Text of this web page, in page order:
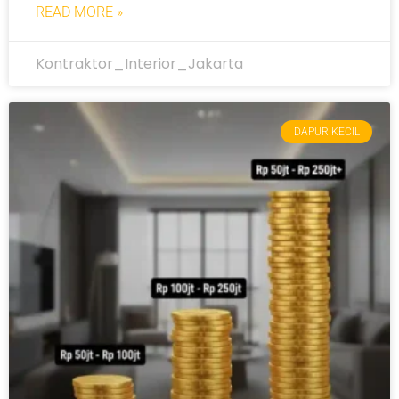
READ MORE »
Kontraktor_Interior_Jakarta
DAPUR KECIL